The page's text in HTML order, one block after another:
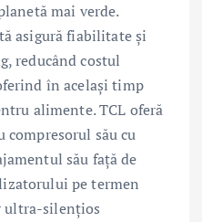
mai verde.
asigură fiabilitate și
reducând costul
în același timp
alimente. TCL oferă
compresorul său cu
său față de
pe termen
ultra-silențios